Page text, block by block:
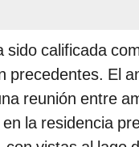
sido calificada
precedentes. El
reunión entre
la residencia